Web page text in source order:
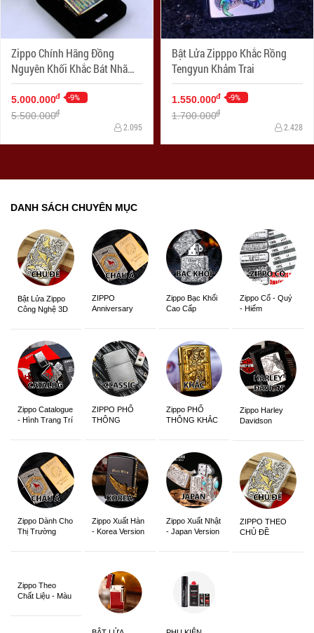
Zippo Chính Hãng Đồng
Nguyên Khối Khắc Bát Nhã
Tâm Kinh Khảm Trai Xanh
5.000.000đ -9%
5.500.000đ
2.095
Bật Lửa Zipppo Khắc Rồng
Tengyun Khảm Trai
1.550.000đ -9%
1.700.000đ
2.428
DANH SÁCH CHUYÊN MỤC
Bật Lửa Zippo
Công Nghệ 3D
ZIPPO
Anniversary
Zippo Bạc Khối
Cao Cấp
Zippo Cổ - Quý
- Hiếm
Zippo Catalogue
- Hình Trang Trí
ZIPPO PHỔ
THÔNG
Zippo PHỔ
THÔNG KHẮC
Zippo Harley
Davidson
Zippo Dành Cho
Thị Trường
Zippo Xuất Hàn
- Korea Version
Zippo Xuất Nhật
- Japan Version
ZIPPO THEO
CHỦ ĐỀ
Zippo Theo
Chất Liệu - Màu